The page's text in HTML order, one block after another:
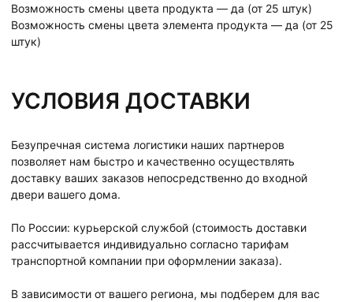
Возможность смены цвета продукта — да (от 25 штук)
Возможность смены цвета элемента продукта — да (от 25
штук)
УСЛОВИЯ ДОСТАВКИ
Безупречная система логистики наших партнеров
позволяет нам быстро и качественно осуществлять
доставку ваших заказов непосредственно до входной
двери вашего дома.
По России: курьерской службой (стоимость доставки
рассчитывается индивидуально согласно тарифам
транспортной компании при оформлении заказа).
В зависимости от вашего региона, мы подберем для вас